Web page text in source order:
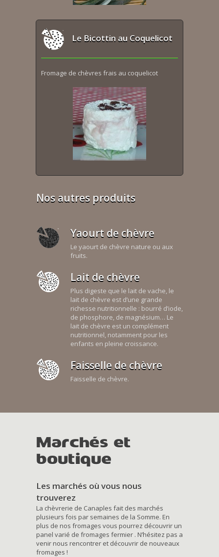
Le Bicottin au Coquelicot
Fromage de chèvres frais au coquelicot
Nos autres produits
Yaourt de chèvre
Le yaourt de chèvre nature ou aux
fruits.
Lait de chèvre
Plus digeste que le lait de vache, le
lait de chèvre est d’une grande
richesse nutritionnelle : bourré d’iode,
de phosphore, de magnésium… Le
lait de chèvre est un complément
nutritionnel, notamment pour les
enfants en pleine croissance.
Faisselle de chèvre
Faisselle de chèvre.
Marchés et
boutique
Les marchés où vous nous
trouverez
La chèvrerie de Canaples fait des marchés
plusieurs fois par semaines de la Somme. En
plus de nos fromages vous pourrez découvrir un
panel varié de fromages fermier . N’hésitez pas a
venir nous rencontrer et découvrir de nouveaux
fromages !